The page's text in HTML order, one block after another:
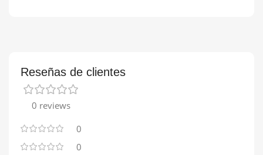
Reseñas de clientes
0 reviews
0
0